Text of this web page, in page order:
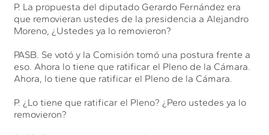
P. La propuesta del diputado Gerardo Fernández era
que removieran ustedes de la presidencia a Alejandro
Moreno, ¿Ustedes ya lo removieron?
PASB. Se votó y la Comisión tomó una postura frente a
eso. Ahora lo tiene que ratificar el Pleno de la Cámara.
Ahora, lo tiene que ratificar el Pleno de la Cámara.
P. ¿Lo tiene que ratificar el Pleno? ¿Pero ustedes ya lo
removieron?